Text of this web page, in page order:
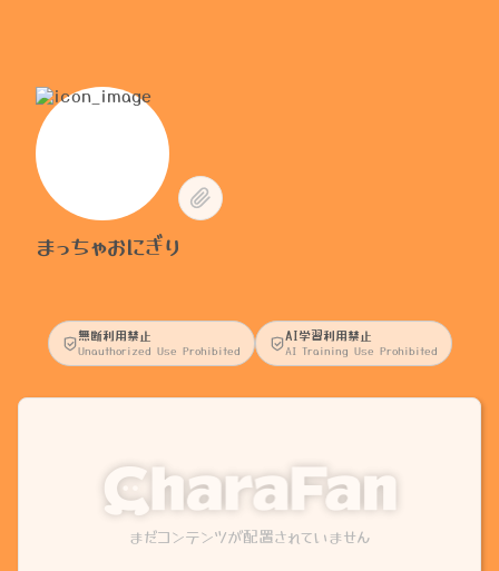
まっちゃおにぎり
無断利用禁止
Unauthorized Use Prohibited
AI学習利用禁止
AI Training Use Prohibited
まだコンテンツが配置されていません